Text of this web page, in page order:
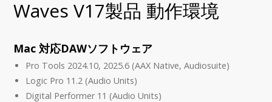
Waves V17製品 動作環境
Mac 対応DAWソフトウェア
Pro Tools 2024.10, 2025.6 (AAX Native, Audiosuite)
Logic Pro 11.2 (Audio Units)
Digital Performer 11 (Audio Units)